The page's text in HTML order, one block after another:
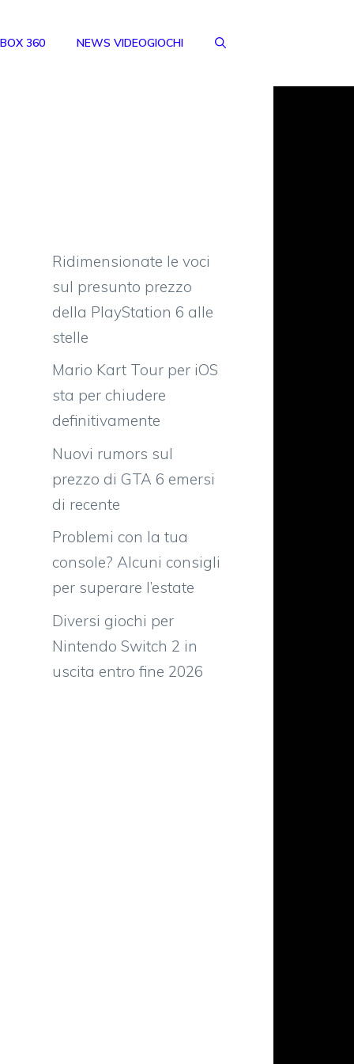
360 NEWS VIDEOGIOCHI
Ridimensionate le voci
sul presunto prezzo
della PlayStation 6 alle
stelle
Mario Kart Tour per iOS
sta per chiudere
definitivamente
Nuovi rumors sul
prezzo di GTA 6 emersi
di recente
Problemi con la tua
console? Alcuni consigli
per superare l’estate
Diversi giochi per
Nintendo Switch 2 in
uscita entro fine 2026